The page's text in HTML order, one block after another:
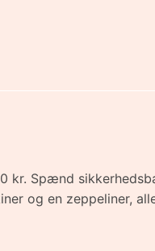
kr. Spænd
og en zeppeliner,